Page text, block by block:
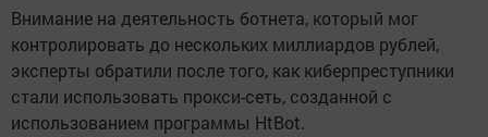
Внимание на деятельность ботнета, который мог
контролировать до нескольких миллиардов рублей,
эксперты обратили после того, как киберпреступники
стали использовать прокси-сеть, созданной с
использованием программы HtBot.